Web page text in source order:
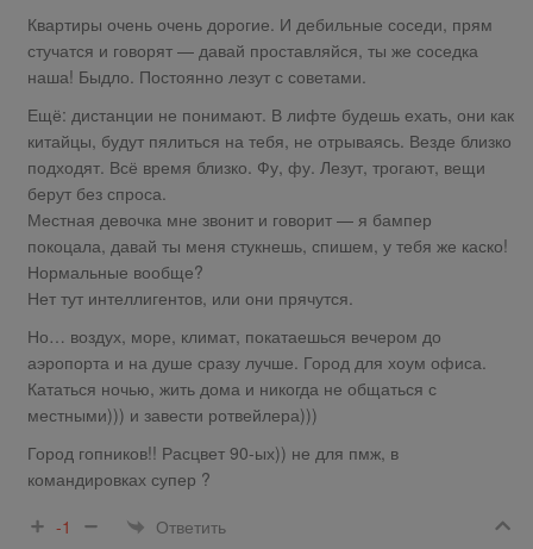
Квартиры очень очень дорогие. И дебильные соседи, прям
стучатся и говорят — давай проставляйся, ты же соседка
наша! Быдло. Постоянно лезут с советами.
Ещё: дистанции не понимают. В лифте будешь ехать, они как
китайцы, будут пялиться на тебя, не отрываясь. Везде близко
подходят. Всё время близко. Фу, фу. Лезут, трогают, вещи
берут без спроса.
Местная девочка мне звонит и говорит — я бампер
покоцала, давай ты меня стукнешь, спишем, у тебя же каско!
Нормальные вообще?
Нет тут интеллигентов, или они прячутся.
Но… воздух, море, климат, покатаешься вечером до
аэропорта и на душе сразу лучше. Город для хоум офиса.
Кататься ночью, жить дома и никогда не общаться с
местными))) и завести ротвейлера)))
Город гопников!! Расцвет 90-ых)) не для пмж, в
командировках супер ?
-1
Ответить